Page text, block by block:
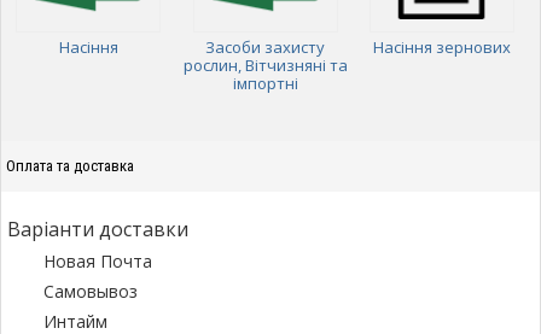
Насіння
Засоби захисту
рослин, Вітчизняні та
імпортні
Насіння зернових
Оплата та доставка
Варіанти доставки
Новая Почта
Самовывоз
Интайм